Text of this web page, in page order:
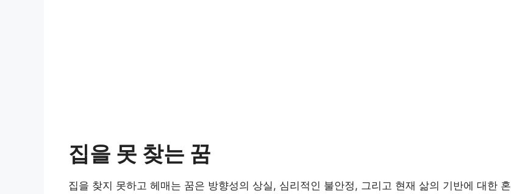
집을 못 찾는 꿈
집을 찾지 못하고 헤매는 꿈은 방향성의 상실, 심리적인 불안정, 그리고 현재 삶의 기반에 대한 혼